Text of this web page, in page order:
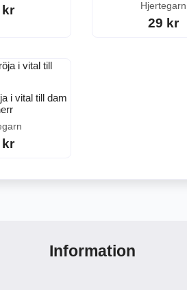
kr Hjertegarn
29 kr
i vital till dam
kr
Information